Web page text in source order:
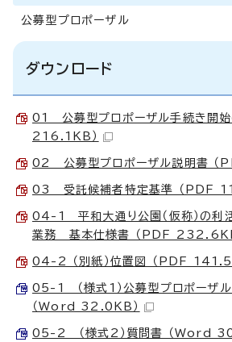
公募型プロポーザル
ダウンロード
01 公募型プロポーザル手続き開始
216.1KB）
02 公募型プロポーザル説明書 （
03 受託候補者特定基準 （PDF
04-1 平和大通り公園（仮称）の利
業務 基本仕様書 （PDF 232.6KB
04-2 （別紙）位置図 （PDF
05-1 （様式1）公募型プロポーザ
（Word 32.0KB）
05-2 （様式2）質問書 （Word